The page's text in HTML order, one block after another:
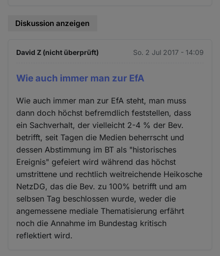
Diskussion anzeigen
David Z (nicht überprüft) So. 2 Jul 2017 - 14:09
Wie auch immer man zur EfA
Wie auch immer man zur EfA steht, man muss
dann doch höchst befremdlich feststellen, dass
ein Sachverhalt, der vielleicht 2-4 % der Bev.
betrifft, seit Tagen die Medien beherrscht und
dessen Abstimmung im BT als "historisches
Ereignis" gefeiert wird während das höchst
umstrittene und rechtlich weitreichende Heikosche
NetzDG, das die Bev. zu 100% betrifft und am
selbsen Tag beschlossen wurde, weder die
angemessene mediale Thematisierung erfährt
noch die Annahme im Bundestag kritisch
reflektiert wird.